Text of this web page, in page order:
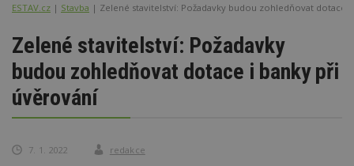
ESTAV.cz Stavba Zelené stavitelství: Požadavky budou zohledňovat dotace
Zelené stavitelství: Požadavky
budou zohledňovat dotace i banky při
úvěrování
7. 1. 2022 redakce